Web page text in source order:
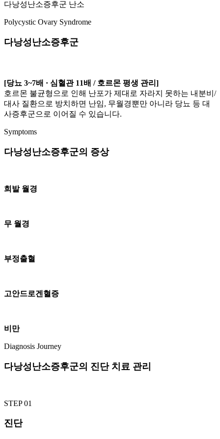
다낭성난소증후군 난소
Polycystic Ovary Syndrome
다낭성난소증후군
[당뇨 3~7배 · 심혈관 11배 / 호르몬 평생 관리]
호르몬 불균형으로 인해 난포가 제대로 자라지 못하는 내분비/
대사 질환으로 방치하면 난임, 무월경뿐만 아니라 당뇨 등 대
사증후군으로 이어질 수 있습니다.
Symptoms
다낭성난소증후군의 증상
희발 월경
무 월경
부정출혈
고안드로겐혈증
비만
Diagnosis Journey
다낭성난소증후군의 진단 치료 관리
STEP 01
진단